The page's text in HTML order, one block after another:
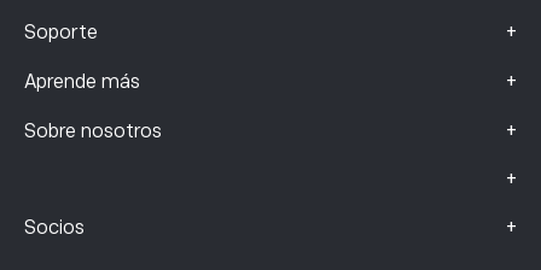
Soporte +
Aprende más +
Sobre nosotros +
+
Socios +